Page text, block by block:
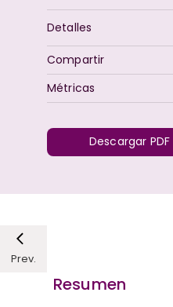
Detalles
Descargar PDF
Métricas
Compartir
Prev.
Resumen